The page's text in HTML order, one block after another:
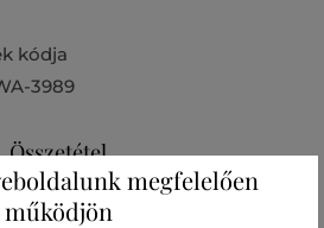
kódja
3989
Összetétel
megfelelően
működjön